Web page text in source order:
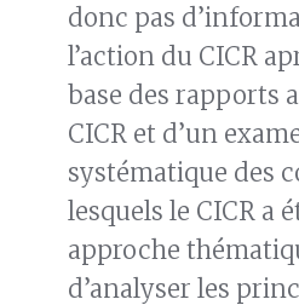
donc pas
l’action du CICR
base des rapports
CICR et d’un
systématique des
lesquels le CICR a
approche
d’analyser les